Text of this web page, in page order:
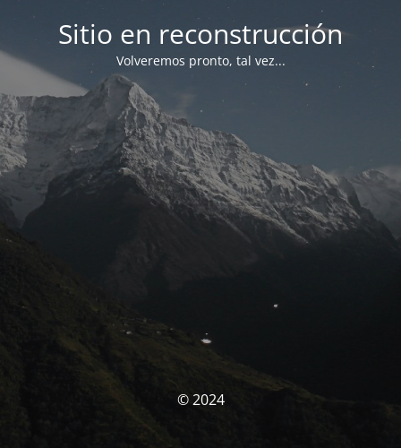
Sitio en reconstrucción
Volveremos pronto, tal vez...
© 2024